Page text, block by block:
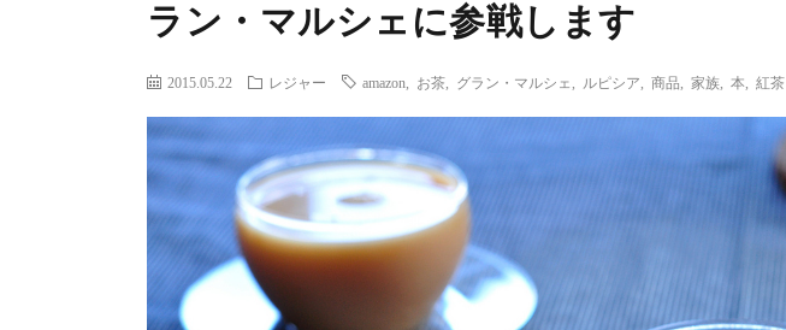
ラン・マルシェに参戦します
2015.05.22 レジャー amazon お茶 グラン・マルシェ ルピシア 商品 家族 本 紅茶